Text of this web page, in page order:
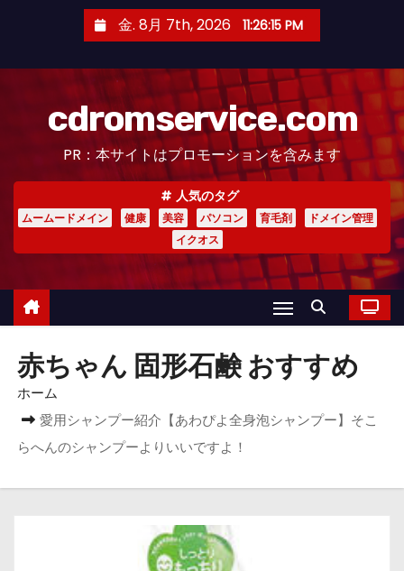
金. 8月 7th, 2026 11:26:16 PM
cdromservice.com
PR：本サイトはプロモーションを含みます
人気のタグ
ムームードメイン 健康 美容 パソコン 育毛剤
ドメイン管理
イクオス
赤ちゃん 固形石鹸 おすすめ
ホーム
愛用シャンプー紹介【あわぴよ全身泡シャンプー】そこ
らへんのシャンプーよりいいですよ！